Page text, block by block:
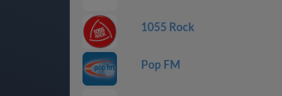
1055 Rock
Pop FM